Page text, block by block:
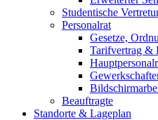
Studentische
Personalrat
Gesetze,
Tarifvertrag &
Beauftragte
Standorte & Lageplan